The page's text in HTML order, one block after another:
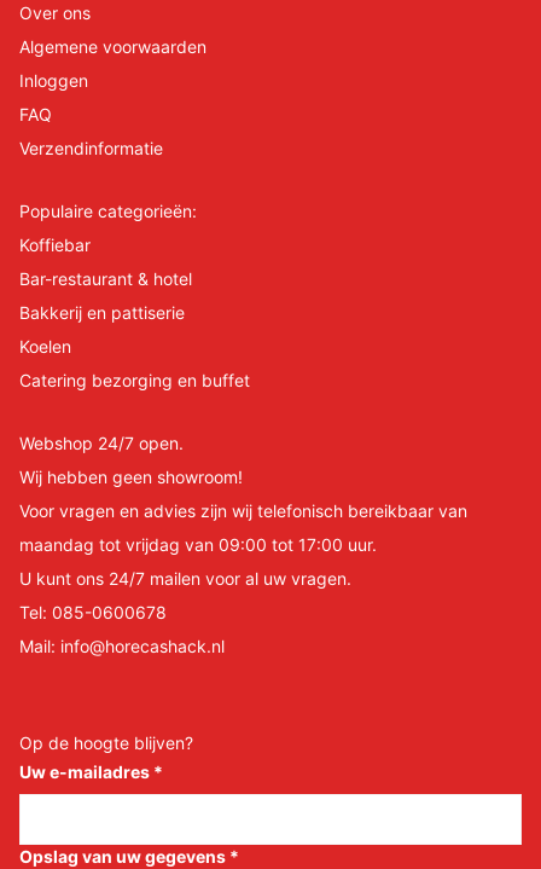
Over ons
Algemene voorwaarden
Inloggen
FAQ
Verzendinformatie
Populaire categorieën:
Koffiebar
Bar-restaurant & hotel
Bakkerij en pattiserie
Koelen
Catering bezorging en buffet
Webshop 24/7 open.
Wij hebben geen showroom!
Voor vragen en advies zijn wij telefonisch bereikbaar van
maandag tot vrijdag van 09:00 tot 17:00 uur.
U kunt ons 24/7 mailen voor al uw vragen.
Tel: 085-0600678
Mail: info@horecashack.nl
Op de hoogte blijven?
Uw e-mailadres *
Opslag van uw gegevens *